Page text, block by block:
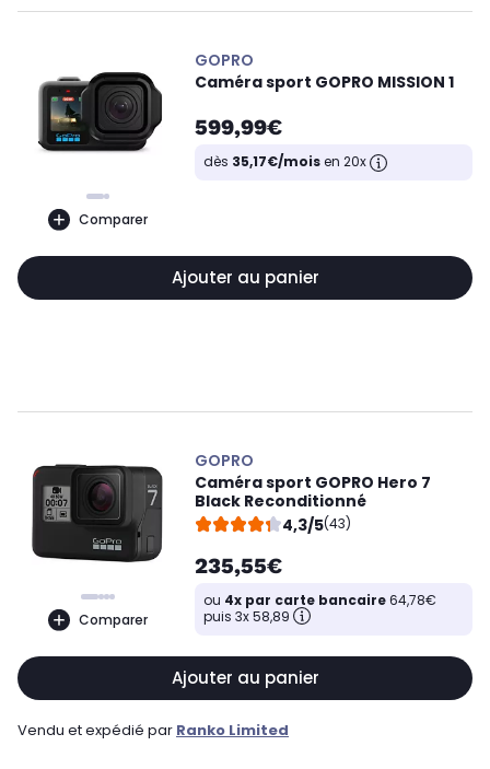
Comparer
GOPRO
Caméra sport GOPRO MISSION 1
599,99€
dès 35,17€/moisen 20x
Ajouter au panier
Comparer
GOPRO
Caméra sport GOPRO Hero 7
Black Reconditionné
4,3/5(43)
235,55€
ou 4x par carte bancaire64,78€
puis 3x 58,89
Ajouter au panier
Vendu et expédié par Ranko Limited